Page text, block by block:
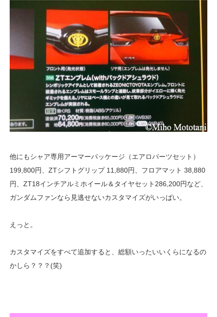
他にもシャア専用アーマーパッケージ（エアロパーツセット）
199,800円、ZTシフトグリップ 11,880円、フロアマット 38,880
円、ZT18インチアルミホイール＆タイヤセット286,200円など、
ガンダムファンなら見逃せないカスタマイズがいっぱい。
えっと。
カスタマイズをすべて追加すると、総額いったいいくらになるの
かしら？？？(笑)